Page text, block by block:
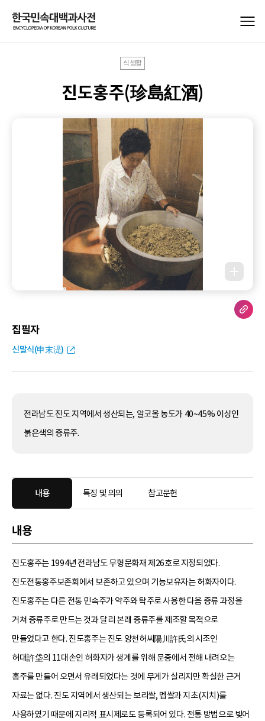
식생활
진도홍주(珍島紅酒)
집필자
신말식(申末湜)
전라남도 진도 지역에서 생산되는, 알코올 농도가 40~45% 이상인
붉은색의 증류주.
내용 특징 및 의의 참고문헌
내용
진도홍주는 1994년 전라남도 무형문화재 제26호로 지정되었다.
진도전통홍주보존회에서 보존하고 있으며 기능보유자는 허화자이다.
진도홍주는 다른 전통 민속주가 약주와 탁주로 사용한 다음 증류 과정을
거쳐 증류주로 만드는 것과 달리 본래 증류주를 제조할 목적으로
만들었다고 한다. 진도홍주는 진도 양천허씨陽川許氏의 시조인
허대許垈의 11대손인 허화자가 생계를 위해 문중에서 전해 내려오는
홍주를 만들어 오면서 유래되었다는 것에 무게가 실리지만 확실한 근거
자료는 없다. 진도 지역에서 생산되는 보리쌀, 멥쌀과 지초(지치)를
사용하였기 때문에 지리적 표시제로도 등록되어 있다. 전통 방법으로 빚어